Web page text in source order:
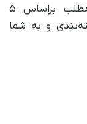
پرسود کمک خواهد کرد. ما در این مطلب براساس ۵
و به شما